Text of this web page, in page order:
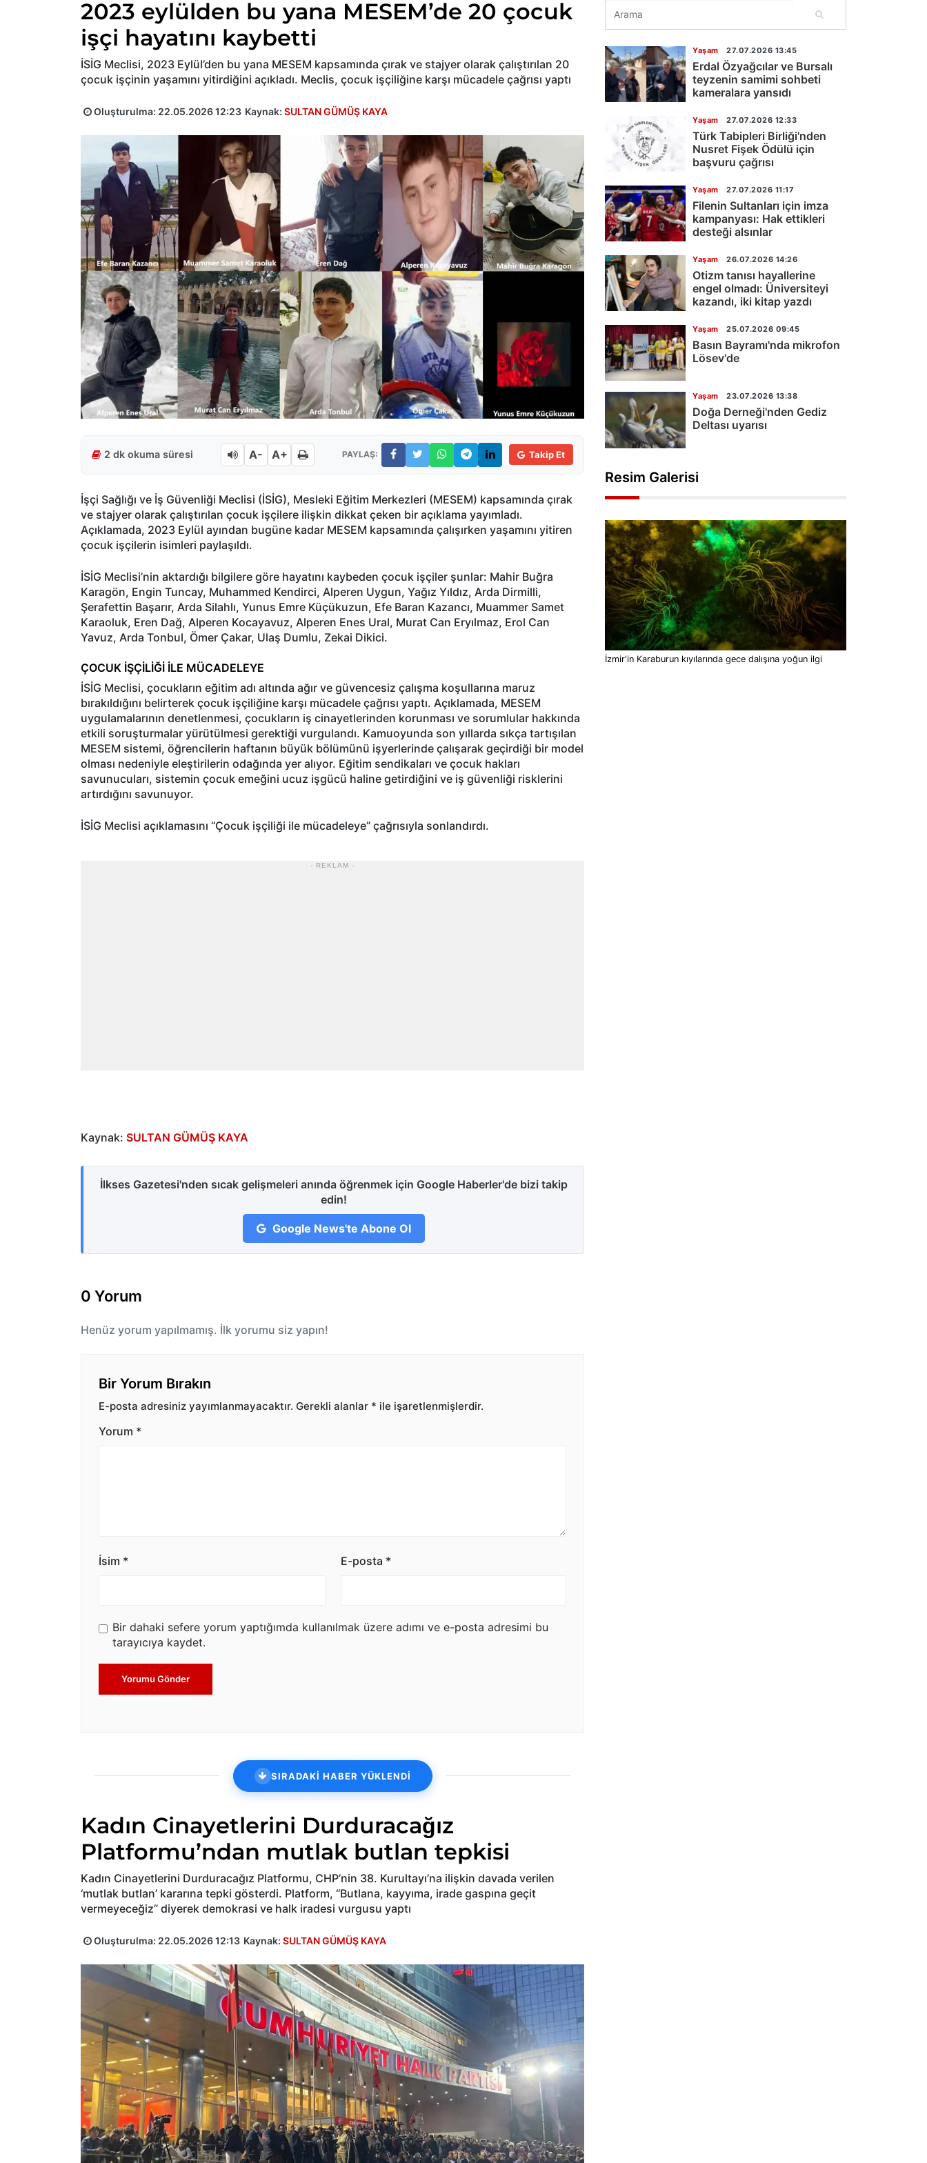
2023 eylülden bu yana MESEM’de 20 çocuk
işçi hayatını kaybetti
İSİG Meclisi, 2023 Eylül’den bu yana MESEM kapsamında çırak ve stajyer olarak çalıştırılan 20
çocuk işçinin yaşamını yitirdiğini açıkladı. Meclis, çocuk işçiliğine karşı mücadele çağrısı yaptı
Oluşturulma: 22.05.2026 12:23 Kaynak: SULTAN GÜMÜŞ KAYA
2 dk okuma süresi A- A+ PAYLAŞ: Takip Et
İşçi Sağlığı ve İş Güvenliği Meclisi (İSİG), Mesleki Eğitim Merkezleri (MESEM) kapsamında çırak
ve stajyer olarak çalıştırılan çocuk işçilere ilişkin dikkat çeken bir açıklama yayımladı.
Açıklamada, 2023 Eylül ayından bugüne kadar MESEM kapsamında çalışırken yaşamını yitiren
çocuk işçilerin isimleri paylaşıldı.
İSİG Meclisi’nin aktardığı bilgilere göre hayatını kaybeden çocuk işçiler şunlar: Mahir Buğra
Karagön, Engin Tuncay, Muhammed Kendirci, Alperen Uygun, Yağız Yıldız, Arda Dirmilli,
Şerafettin Başarır, Arda Silahlı, Yunus Emre Küçükuzun, Efe Baran Kazancı, Muammer Samet
Karaoluk, Eren Dağ, Alperen Kocayavuz, Alperen Enes Ural, Murat Can Eryılmaz, Erol Can
Yavuz, Arda Tonbul, Ömer Çakar, Ulaş Dumlu, Zekai Dikici.
ÇOCUK İŞÇİLİĞİ İLE MÜCADELEYE
İSİG Meclisi, çocukların eğitim adı altında ağır ve güvencesiz çalışma koşullarına maruz
bırakıldığını belirterek çocuk işçiliğine karşı mücadele çağrısı yaptı. Açıklamada, MESEM
uygulamalarının denetlenmesi, çocukların iş cinayetlerinden korunması ve sorumlular hakkında
etkili soruşturmalar yürütülmesi gerektiği vurgulandı. Kamuoyunda son yıllarda sıkça tartışılan
MESEM sistemi, öğrencilerin haftanın büyük bölümünü işyerlerinde çalışarak geçirdiği bir model
olması nedeniyle eleştirilerin odağında yer alıyor. Eğitim sendikaları ve çocuk hakları
savunucuları, sistemin çocuk emeğini ucuz işgücü haline getirdiğini ve iş güvenliği risklerini
artırdığını savunuyor.
İSİG Meclisi açıklamasını “Çocuk işçiliği ile mücadeleye” çağrısıyla sonlandırdı.
- REKLAM -
Kaynak: SULTAN GÜMÜŞ KAYA
İlkses Gazetesi'nden sıcak gelişmeleri anında öğrenmek için Google Haberler'de bizi takip
edin!
Google News'te Abone Ol
0 Yorum
Henüz yorum yapılmamış. İlk yorumu siz yapın!
Bir Yorum Bırakın
E-posta adresiniz yayımlanmayacaktır. Gerekli alanlar * ile işaretlenmişlerdir.
Yorum *
İsim * E-posta *
Bir dahaki sefere yorum yaptığımda kullanılmak üzere adımı ve e-posta adresimi bu
tarayıcıya kaydet.
Yorumu Gönder
SIRADAKİ HABER YÜKLENDİ
Kadın Cinayetlerini Durduracağız
Platformu’ndan mutlak butlan tepkisi
Kadın Cinayetlerini Durduracağız Platformu, CHP’nin 38. Kurultayı’na ilişkin davada verilen
‘mutlak butlan’ kararına tepki gösterdi. Platform, “Butlana, kayyıma, irade gaspına geçit
vermeyeceğiz” diyerek demokrasi ve halk iradesi vurgusu yaptı
Oluşturulma: 22.05.2026 12:13 Kaynak: SULTAN GÜMÜŞ KAYA
Yaşam 27.07.2026 13:45
Erdal Özyağcılar ve Bursalı
teyzenin samimi sohbeti
kameralara yansıdı
Yaşam 27.07.2026 12:33
Türk Tabipleri Birliği'nden
Nusret Fişek Ödülü için
başvuru çağrısı
Yaşam 27.07.2026 11:17
Filenin Sultanları için imza
kampanyası: Hak ettikleri
desteği alsınlar
Yaşam 26.07.2026 14:26
Otizm tanısı hayallerine
engel olmadı: Üniversiteyi
kazandı, iki kitap yazdı
Yaşam 25.07.2026 09:45
Basın Bayramı'nda mikrofon
Lösev'de
Yaşam 23.07.2026 13:38
Doğa Derneği'nden Gediz
Deltası uyarısı
Resim Galerisi
İzmir'in Karaburun kıyılarında gece dalışına yoğun ilgi